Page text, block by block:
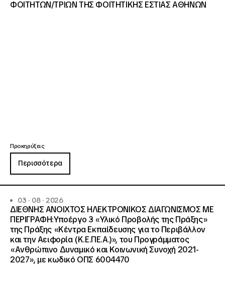
ΦΟΙΤΗΤΩΝ/ΤΡΙΩΝ ΤΗΣ ΦΟΙΤΗΤΙΚΗΣ ΕΣΤΙΑΣ ΑΘΗΝΩΝ
Προκηρύξεις
Περισσότερα
03 · 08 · 2026
ΔΙΕΘΝΗΣ ΑΝΟΙΧΤΟΣ ΗΛΕΚΤΡΟΝΙΚΟΣ ΔΙΑΓΩΝΙΣΜΟΣ ΜΕ
ΠΕΡΙΓΡΑΦΗ:Υποέργο 3 «Υλικό Προβολής της Πράξης»
της Πράξης «Κέντρα Εκπαίδευσης για το Περιβάλλον
και την Αειφορία (Κ.Ε.ΠΕ.Α.)», του Προγράμματος
«Ανθρώπινο Δυναμικό και Κοινωνική Συνοχή 2021-
2027», με κωδικό ΟΠΣ 6004470